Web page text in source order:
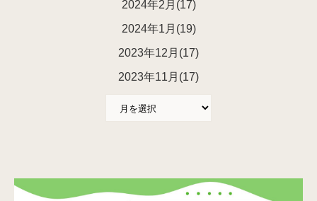
2024年2月(17)
2024年1月(19)
2023年12月(17)
2023年11月(17)